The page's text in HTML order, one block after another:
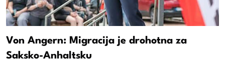
Von Angern: Migracija je drohotna za
Saksko-Anhaltsku